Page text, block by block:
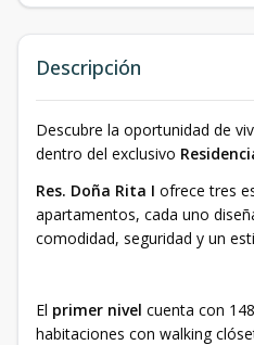
Descripción
Descubre la oportunidad de
dentro del exclusivo
Res. Doña Rita I ofrece tres
apartamentos, cada uno
comodidad, seguridad y un
El primer nivel cuenta con
habitaciones con walking